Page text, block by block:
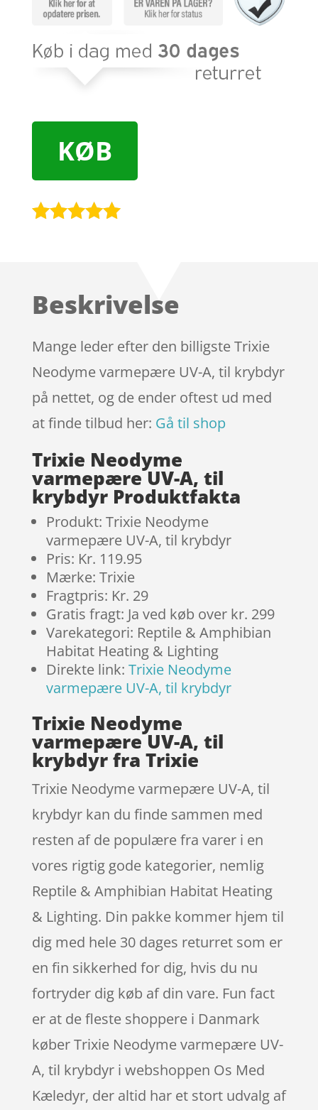
KØB
kundebedøm
Beskrivelse
Mange leder efter den billigste Trixie
Neodyme varmepære UV-A, til krybdyr
på nettet, og de ender oftest ud med
at finde tilbud her: Gå til shop
Trixie Neodyme
varmepære UV-A, til
krybdyr Produktfakta
Produkt: Trixie Neodyme
varmepære UV-A, til krybdyr
Pris: Kr. 119.95
Mærke: Trixie
Fragtpris: Kr. 29
Gratis fragt: Ja ved køb over kr. 299
Varekategori: Reptile & Amphibian
Habitat Heating & Lighting
Direkte link: Trixie Neodyme
varmepære UV-A, til krybdyr
Trixie Neodyme
varmepære UV-A, til
krybdyr fra Trixie
Trixie Neodyme varmepære UV-A, til
krybdyr kan du finde sammen med
resten af de populære fra varer i en
vores rigtig gode kategorier, nemlig
Reptile & Amphibian Habitat Heating
& Lighting. Din pakke kommer hjem til
dig med hele 30 dages returret som er
en fin sikkerhed for dig, hvis du nu
fortryder dig køb af din vare. Fun fact
er at de fleste shoppere i Danmark
køber Trixie Neodyme varmepære UV-
A, til krybdyr i webshoppen Os Med
Kæledyr, der altid har et stort udvalg af